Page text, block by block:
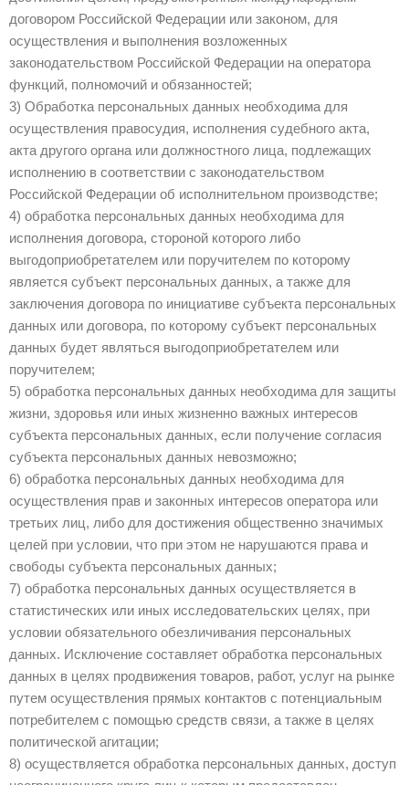
договором Российской Федерации или законом, для
осуществления и выполнения возложенных
законодательством Российской Федерации на оператора
функций, полномочий и обязанностей;
3) Обработка персональных данных необходима для
осуществления правосудия, исполнения судебного акта,
акта другого органа или должностного лица, подлежащих
исполнению в соответствии с законодательством
Российской Федерации об исполнительном производстве;
4) обработка персональных данных необходима для
исполнения договора, стороной которого либо
выгодоприобретателем или поручителем по которому
является субъект персональных данных, а также для
заключения договора по инициативе субъекта персональных
данных или договора, по которому субъект персональных
данных будет являться выгодоприобретателем или
поручителем;
5) обработка персональных данных необходима для защиты
жизни, здоровья или иных жизненно важных интересов
субъекта персональных данных, если получение согласия
субъекта персональных данных невозможно;
6) обработка персональных данных необходима для
осуществления прав и законных интересов оператора или
третьих лиц, либо для достижения общественно значимых
целей при условии, что при этом не нарушаются права и
свободы субъекта персональных данных;
7) обработка персональных данных осуществляется в
статистических или иных исследовательских целях, при
условии обязательного обезличивания персональных
данных. Исключение составляет обработка персональных
данных в целях продвижения товаров, работ, услуг на рынке
путем осуществления прямых контактов с потенциальным
потребителем с помощью средств связи, а также в целях
политической агитации;
8) осуществляется обработка персональных данных, доступ